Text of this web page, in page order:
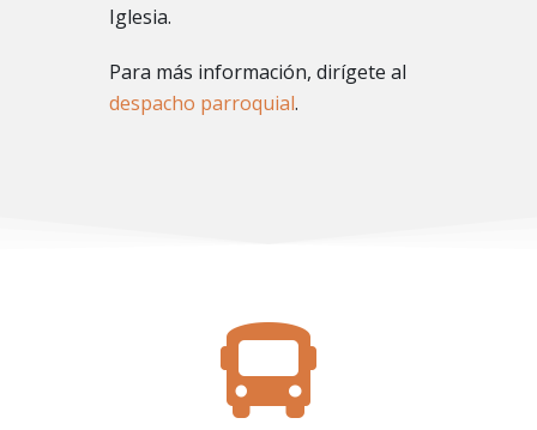
Iglesia.
Para más información, dirígete al
despacho parroquial.